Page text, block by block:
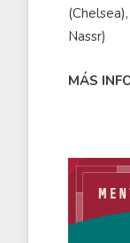
Nassr)
MÁS